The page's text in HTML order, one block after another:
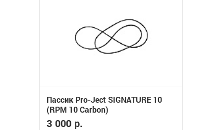
Пассик Pro-Ject SIGNATURE 10
(RPM 10 Carbon)
3 000 р.